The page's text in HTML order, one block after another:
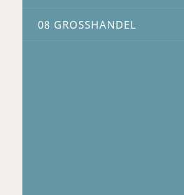
08 GROSSHANDEL